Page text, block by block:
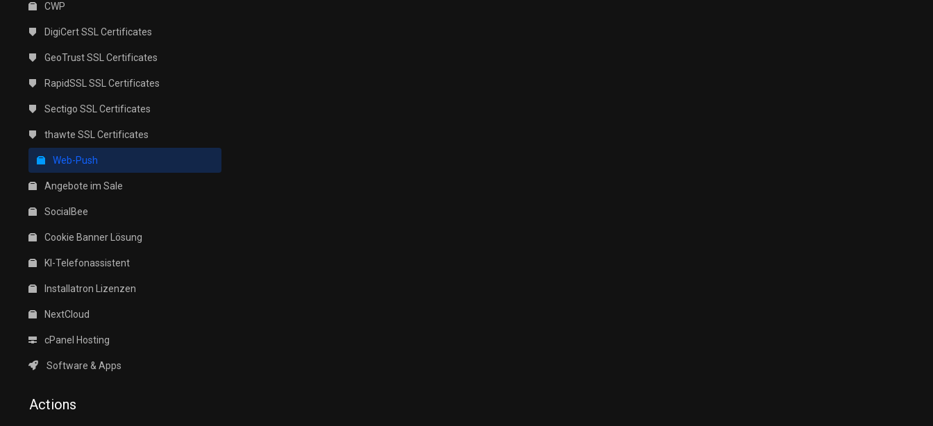
CWP
DigiCert SSL Certificates
GeoTrust SSL Certificates
RapidSSL SSL Certificates
Sectigo SSL Certificates
thawte SSL Certificates
Web-Push
Angebote im Sale
SocialBee
Cookie Banner Lösung
KI-Telefonassistent
Installatron Lizenzen
NextCloud
cPanel Hosting
Software & Apps
Actions